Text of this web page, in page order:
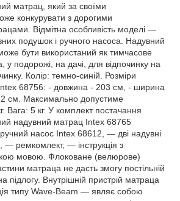
матрац, який за своїми
конкурувати з дорогими
Відмітна особливість моделі —
подушок і ручного насоса. Надувний
бути використаний як тимчасове
у подорожі, на дачі, для відпочинку на
Колір: темно-синій. Розміри
68756: - довжина - 203 см, - ширина
см. Максимально допустиме
Вага: 5 кг. У комплект постачання
надувний матрац Intex 68765
насос Intex 68612, — дві надувні
ремкомлект, — інструкція з
мовою. Флоковане (велюрове)
матраца не дасть змогу постільній
підлогу. Внутрішній пристрій матраца
типу Wave-Beam — являє собою